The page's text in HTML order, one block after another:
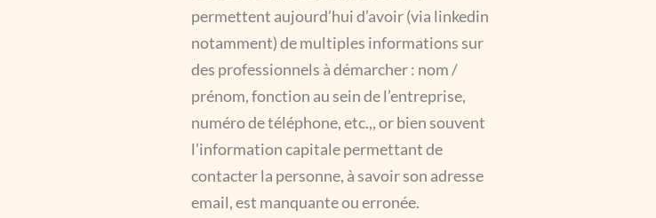
permettent aujourd’hui d’avoir (via linkedin
notamment) de multiples informations sur
des professionnels à démarcher : nom /
prénom, fonction au sein de l’entreprise,
numéro de téléphone, etc.,, or bien souvent
l’information capitale permettant de
contacter la personne, à savoir son adresse
email, est manquante ou erronée.